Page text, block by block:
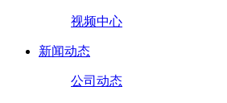
视频中心
新闻动态
公司动态